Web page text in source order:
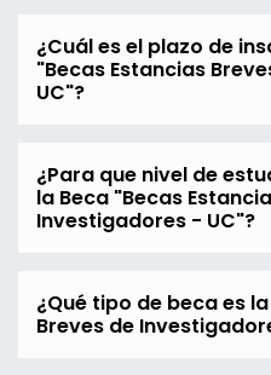
¿Cuál es el plazo de
"Becas Estancias
UC"?
¿Para que nivel de
la Beca "Becas
Investigadores - UC"?
¿Qué tipo de beca es
Breves de